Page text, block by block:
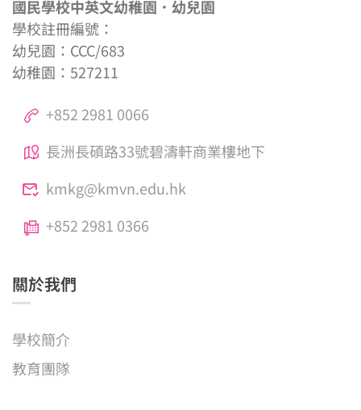
國民學校中英文幼稚園．幼兒園
學校註冊編號：
幼兒園：CCC/683
幼稚園：527211
+852 2981 0066
長洲長碩路33號碧濤軒商業樓地下
kmkg@kmvn.edu.hk
+852 2981 0366
關於我們
學校簡介
教育團隊